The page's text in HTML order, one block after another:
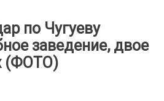
по Чугуеву
заведение, двое
(ФОТО)